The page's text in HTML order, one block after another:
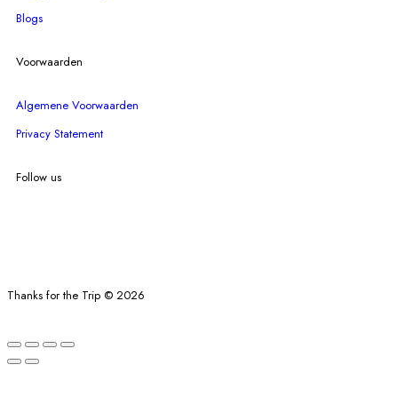
Blogs
Voorwaarden
Algemene Voorwaarden
Privacy Statement
Follow us
Thanks for the Trip © 2026